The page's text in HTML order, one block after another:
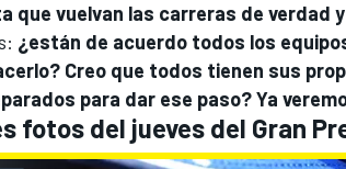
que vuelvan las carreras de verdad
¿están de acuerdo todos los
Creo que todos tienen sus
para dar ese paso? Ya
fotos del jueves del Gran